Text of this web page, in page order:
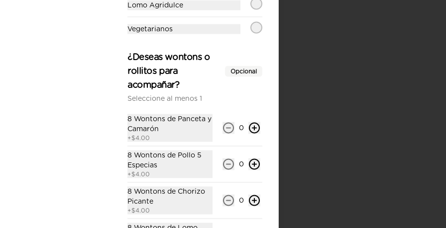
vegetales (zanahoria, zucchini,
cebolla blanca, ajo, cebollín).
Incluye su salsa agridulce.
6 Unidades
Elaborados a base de harina de
trigo, cocidos al vapor. 1 sabor a
Lomo Agridulce
Vegetarianos
¿Deseas wontons o
rollitos para
acompañar?
Opcional
Seleccione al menos 1
8 Wontons de Panceta y
Camarón
+$4.00
0
8 Wontons de Pollo 5
Especias
+$4.00
0
8 Wontons de Chorizo
Picante
+$4.00
0